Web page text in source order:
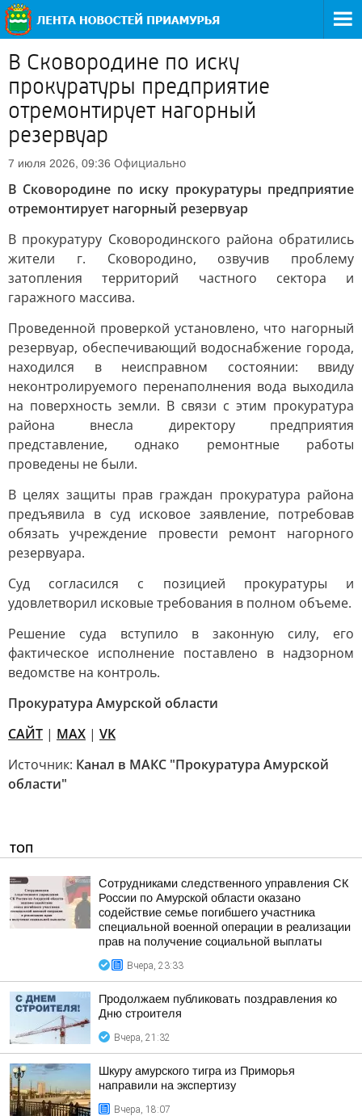
В Сковородине по иску
прокуратуры предприятие
отремонтирует нагорный
резервуар
7 июля 2026, 09:36 Официально
В Сковородине по иску прокуратуры предприятие
отремонтирует нагорный резервуар
В прокуратуру Сковородинского района обратились
жители г. Сковородино, озвучив проблему
затопления территорий частного сектора и
гаражного массива.
Проведенной проверкой установлено, что нагорный
резервуар, обеспечивающий водоснабжение города,
находился в неисправном состоянии: ввиду
неконтролируемого перенаполнения вода выходила
на поверхность земли. В связи с этим прокуратура
района внесла директору предприятия
представление, однако ремонтные работы
проведены не были.
В целях защиты прав граждан прокуратура района
предъявила в суд исковое заявление, потребовав
обязать учреждение провести ремонт нагорного
резервуара.
Суд согласился с позицией прокуратуры и
удовлетворил исковые требования в полном объеме.
Решение суда вступило в законную силу, его
фактическое исполнение поставлено в надзорном
ведомстве на контроль.
Прокуратура Амурской области
САЙТ | MAX | VK
Источник: Канал в МАКС "Прокуратура Амурской
области"
ТОП
Сотрудниками следственного управления СК
России по Амурской области оказано
содействие семье погибшего участника
специальной военной операции в реализации
прав на получение социальной выплаты
Вчера, 23:33
Продолжаем публиковать поздравления ко
Дню строителя
Вчера, 21:32
Шкуру амурского тигра из Приморья
направили на экспертизу
Вчера, 18:07